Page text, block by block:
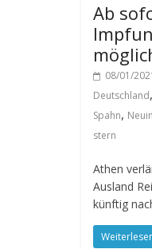
Ab
08/01/
Deutschland,
Spahn,
stern
Athen
Ausland
künftig